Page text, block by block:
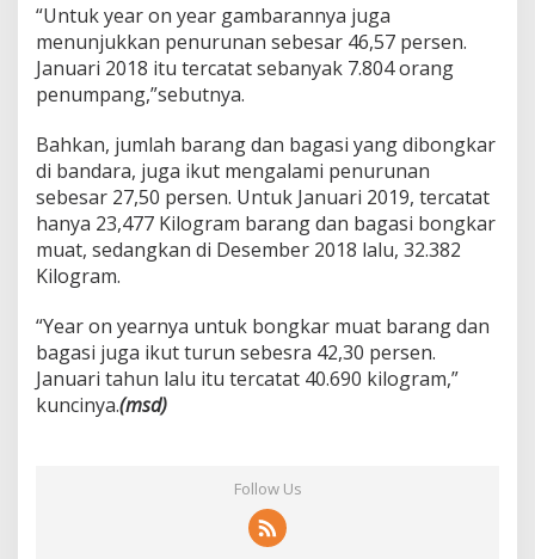
“Untuk year on year gambarannya juga
menunjukkan penurunan sebesar 46,57 persen.
Januari 2018 itu tercatat sebanyak 7.804 orang
penumpang,”sebutnya.
Bahkan, jumlah barang dan bagasi yang dibongkar
di bandara, juga ikut mengalami penurunan
sebesar 27,50 persen. Untuk Januari 2019, tercatat
hanya 23,477 Kilogram barang dan bagasi bongkar
muat, sedangkan di Desember 2018 lalu, 32.382
Kilogram.
“Year on yearnya untuk bongkar muat barang dan
bagasi juga ikut turun sebesra 42,30 persen.
Januari tahun lalu itu tercatat 40.690 kilogram,”
kuncinya.(msd)
Follow Us